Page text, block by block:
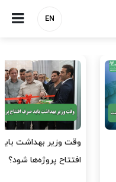
EN
واردات دارو و کالاهای اساسی
باید در اولویت تخصیص ارز